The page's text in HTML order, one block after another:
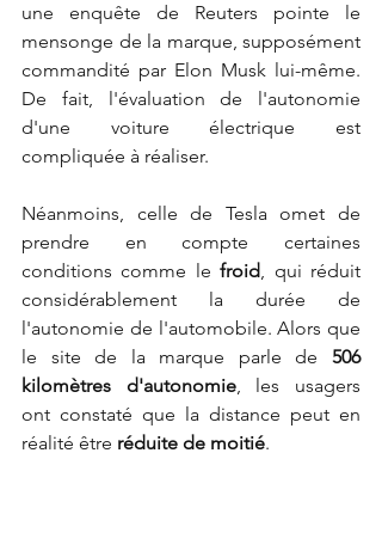
une enquête de Reuters pointe le
mensonge de la marque, supposément
commandité par Elon Musk lui-même.
De fait, l'évaluation de l'autonomie
d'une voiture électrique est
compliquée à réaliser.
Néanmoins, celle de Tesla omet de
prendre en compte certaines
conditions comme le froid, qui réduit
considérablement la durée de
l'autonomie de l'automobile. Alors que
le site de la marque parle de 506
kilomètres d'autonomie, les usagers
ont constaté que la distance peut en
réalité être réduite de moitié.